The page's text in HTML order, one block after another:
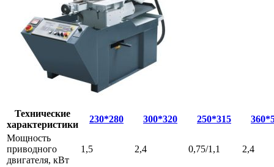
Технические
характеристики
230*280 300*320 250*315
Мощность
приводного
двигателя, кВт
1,5 2,4 0,75/1,1 2,4